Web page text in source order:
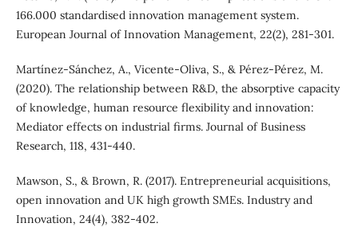
166.000 standardised innovation management system.
European Journal of Innovation Management, 22(2), 281-301.
Martínez-Sánchez, A., Vicente-Oliva, S., & Pérez-Pérez, M.
(2020). The relationship between R&D, the absorptive capacity
of knowledge, human resource flexibility and innovation:
Mediator effects on industrial firms. Journal of Business
Research, 118, 431-440.
Mawson, S., & Brown, R. (2017). Entrepreneurial acquisitions,
open innovation and UK high growth SMEs. Industry and
Innovation, 24(4), 382-402.